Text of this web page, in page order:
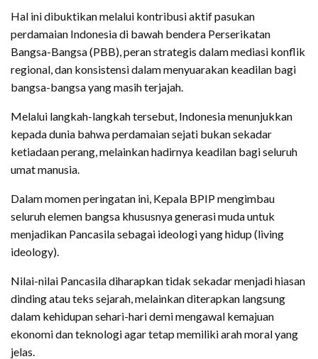
Hal ini dibuktikan melalui kontribusi aktif pasukan
perdamaian Indonesia di bawah bendera Perserikatan
Bangsa-Bangsa (PBB), peran strategis dalam mediasi konflik
regional, dan konsistensi dalam menyuarakan keadilan bagi
bangsa-bangsa yang masih terjajah.
Melalui langkah-langkah tersebut, Indonesia menunjukkan
kepada dunia bahwa perdamaian sejati bukan sekadar
ketiadaan perang, melainkan hadirnya keadilan bagi seluruh
umat manusia.
Dalam momen peringatan ini, Kepala BPIP mengimbau
seluruh elemen bangsa khususnya generasi muda untuk
menjadikan Pancasila sebagai ideologi yang hidup (living
ideology).
Nilai-nilai Pancasila diharapkan tidak sekadar menjadi hiasan
dinding atau teks sejarah, melainkan diterapkan langsung
dalam kehidupan sehari-hari demi mengawal kemajuan
ekonomi dan teknologi agar tetap memiliki arah moral yang
jelas.